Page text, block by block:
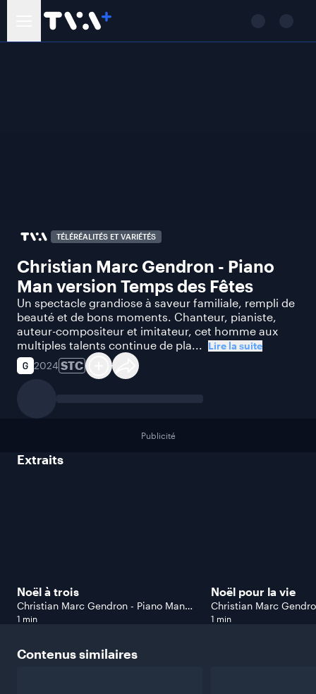
TÉLÉRÉALITÉS ET VARIÉTÉS
Christian Marc Gendron - Piano
Man version Temps des Fêtes
Un spectacle grandiose à saveur familiale, rempli de
beauté et de bons moments. Chanteur, pianiste,
auteur-compositeur et imitateur, cet homme aux
multiples talents continue de pla... Lire la suite
2024 STC
Publicité
Extraits
Noël à trois
Christian Marc Gendron - Piano Man
version Temps des Fêtes
1 min
Noël pour la vie
Christian Marc
version Temps des
1 min
Contenussimilaires